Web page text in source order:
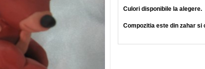
Culori disponibile la alegere.
Compozitia este din zahar